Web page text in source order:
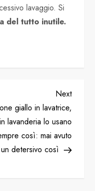
lavaggio. Si
del tutto inutile.
Next
Post
Next
giallo in lavatrice,
in lavanderia lo usano
così: mai avuto
un detersivo così